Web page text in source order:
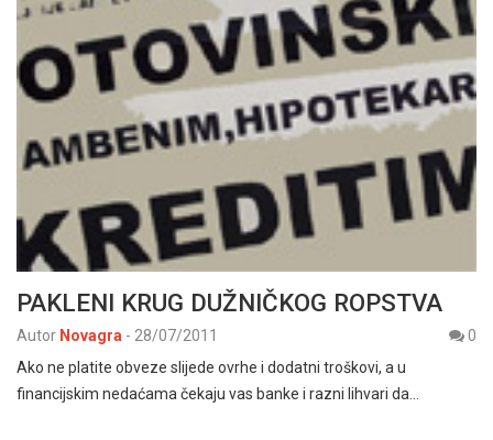
PAKLENI KRUG DUŽNIČKOG ROPSTVA
Autor Novagra - 28/07/2011
0
Ako ne platite obveze slijede ovrhe i dodatni troškovi, a u
financijskim nedaćama čekaju vas banke i razni lihvari da…